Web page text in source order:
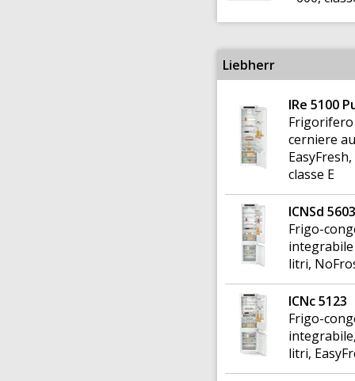
Liebherr
IRe 5100
Frigorifero
cerniere
classe E
ICNSd 5603
Frigo-
integrabile
litri,
ICNc 5123
Frigo-
litri,